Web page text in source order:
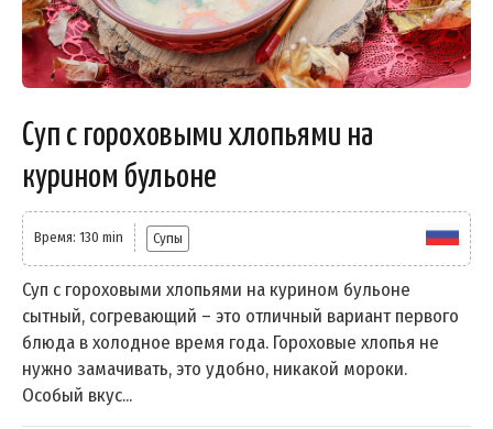
Суп с гороховыми хлопьями на
курином бульоне
Время: 130 min Супы
Суп с гороховыми хлопьями на курином бульоне
сытный, согревающий – это отличный вариант первого
блюда в холодное время года. Гороховые хлопья не
нужно замачивать, это удобно, никакой мороки.
Особый вкус...